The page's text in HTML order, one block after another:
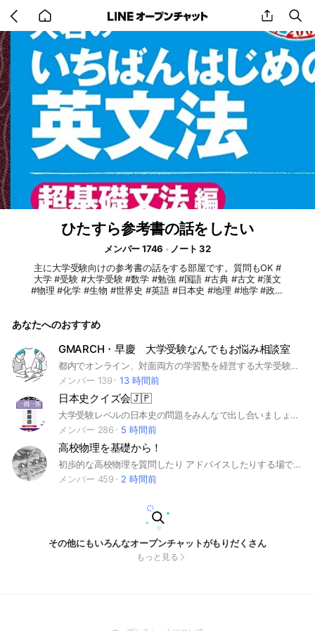
back
to
home
share
ひたすら参考書の話をしたい
メンバー 1746
ノート 32
主に大学受験向けの参考書の話をする部屋です。質問もOK #
大学 #受験 #大学受験 #数学 #勉強 #国語 #古典 #古文 #漢文
#物理 #化学 #生物 #世界史 #英語 #日本史 #地理 #地学 #政経
あなたへのおすすめ
GMARCH・早慶 大学受験なんでもお悩み相談室
都内でオンライン、対面両方の学習塾を経営する大学受験のプロが生徒様、保護者様のお悩みを解決！私立大学だけじゃなく国公立大学の対策までなんでも対応可能です。#大学受験#高校受験#中学受験#定期試験#塾#オンライン塾#個別指導#共通テスト#センター試験#GMARCH#早慶#日東駒専#明治大学#青山学院大学#立教大学#中央大学#法政大学#学習院大学#東大#英語#国語#現代文#数学#地理#日本史#世界史#物理#化学#生物
メンバー 139
13 時間前
日本史クイズ会🇯🇵
大学受験レベルの日本史の問題をみんなで出し合いましょう。そして賢くなりましょう。一問一答形式でも、記述でも、何でも問題を出し合える自由な語り場です。 #日本史 #勉強 #大学受験 #一問一答 #合格
メンバー 286
5 時間前
高校物理を基礎から！
初歩的な高校物理を質問したり アドバイスしたりする場です。
メンバー 459
2 時間前
その他にもいろんなオープンチャットがもりだくさん
もっと見る